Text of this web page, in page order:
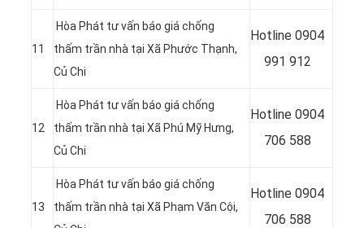
11
Hòa Phát tư vấn báo giá chống
thấm trần nhà tại Xã Phước Thạnh,
Củ Chi
Hotline 0904
991 912
12
Hòa Phát tư vấn báo giá chống
thấm trần nhà tại Xã Phú Mỹ Hưng,
Củ Chi
Hotline 0904
706 588
13
Hòa Phát tư vấn báo giá chống
thấm trần nhà tại Xã Phạm Văn Cội,
Hotline 0904
706 588